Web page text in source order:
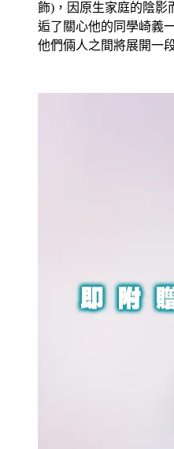
飾) ，因原生家庭的陰
逅了關心他的同學崎義
他們倆人之間將展開一